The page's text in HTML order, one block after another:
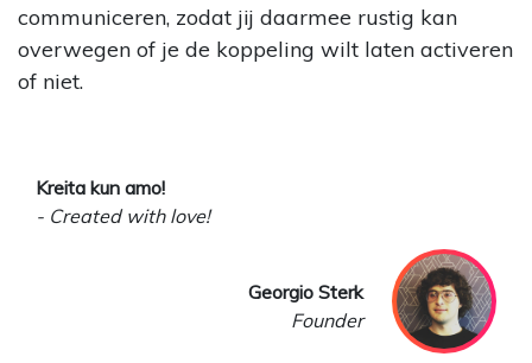
communiceren, zodat jij daarmee rustig kan
overwegen of je de koppeling wilt laten activeren
of niet.
Kreita kun amo!
- Created with love!
Georgio Sterk
Founder